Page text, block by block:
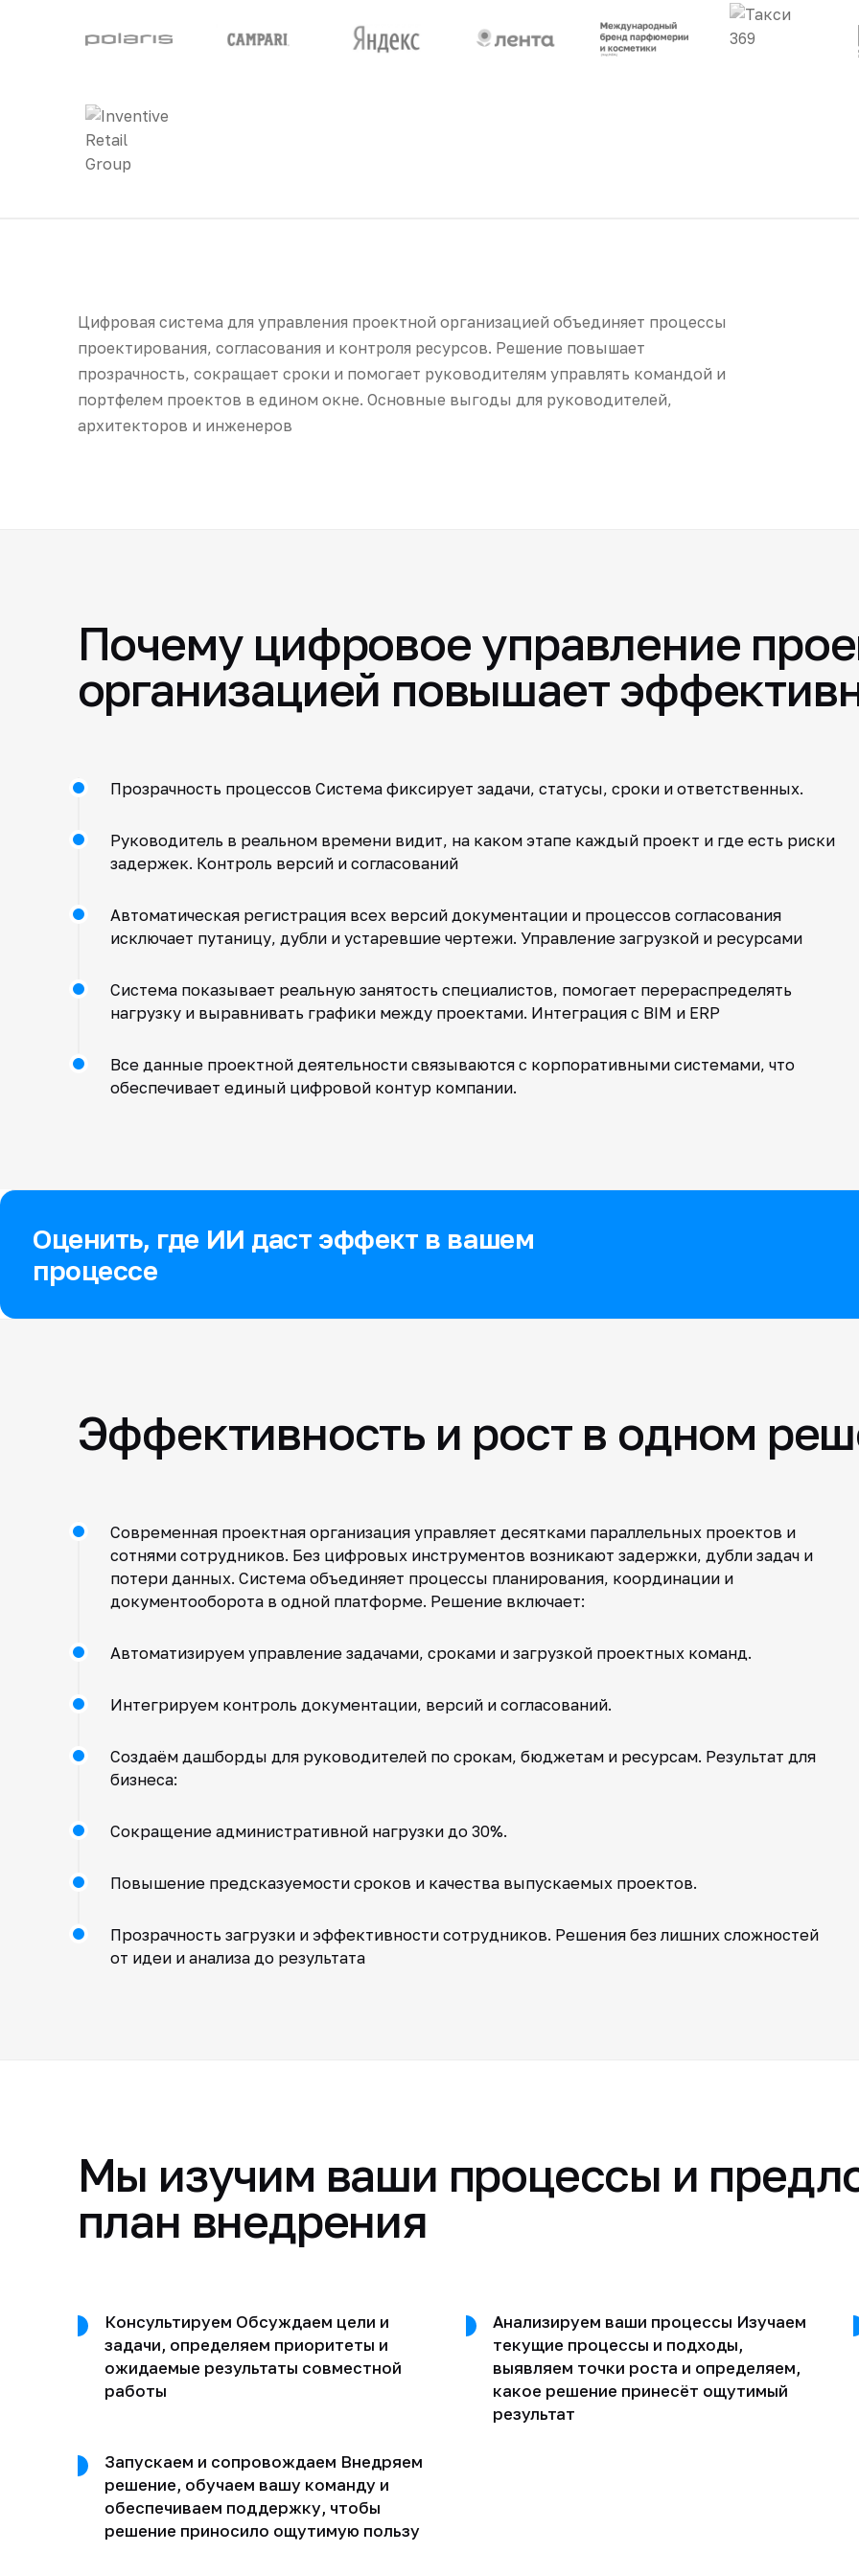
Цифровая система для управления проектной организацией объединяет процессы
проектирования, согласования и контроля ресурсов. Решение повышает
прозрачность, сокращает сроки и помогает руководителям управлять командой и
портфелем проектов в едином окне. Основные выгоды для руководителей,
архитекторов и инженеров
Почему цифровое управление
организацией повышает
Прозрачность процессов Система фиксирует задачи, статусы, сроки и ответственных.
Руководитель в реальном времени видит, на каком этапе каждый проект и где есть риски
задержек. Контроль версий и согласований
Автоматическая регистрация всех версий документации и процессов согласования
исключает путаницу, дубли и устаревшие чертежи. Управление загрузкой и ресурсами
Система показывает реальную занятость специалистов, помогает перераспределять
нагрузку и выравнивать графики между проектами. Интеграция с BIM и ERP
Все данные проектной деятельности связываются с корпоративными системами, что
обеспечивает единый цифровой контур компании.
Оценить, где ИИ даст эффект в вашем
процессе
Эффективность и рост в одном
Современная проектная организация управляет десятками параллельных проектов и
сотнями сотрудников. Без цифровых инструментов возникают задержки, дубли задач и
потери данных. Система объединяет процессы планирования, координации и
документооборота в одной платформе. Решение включает:
Автоматизируем управление задачами, сроками и загрузкой проектных команд.
Интегрируем контроль документации, версий и согласований.
Создаём дашборды для руководителей по срокам, бюджетам и ресурсам. Результат для
бизнеса:
Сокращение административной нагрузки до 30%.
Повышение предсказуемости сроков и качества выпускаемых проектов.
Прозрачность загрузки и эффективности сотрудников. Решения без лишних сложностей
от идеи и анализа до результата
Мы изучим ваши процессы и
план внедрения
Консультируем Обсуждаем цели и
задачи, определяем приоритеты и
ожидаемые результаты совместной
работы
Анализируем ваши процессы Изучаем
текущие процессы и подходы,
выявляем точки роста и определяем,
какое решение принесёт ощутимый
результат
Запускаем и сопровождаем Внедряем
решение, обучаем вашу команду и
обеспечиваем поддержку, чтобы
решение приносило ощутимую пользу